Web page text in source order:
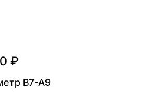
₽
В7-А9